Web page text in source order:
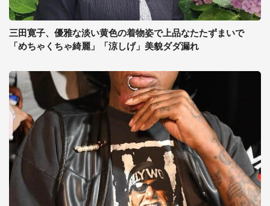
三田寛子、優雅な淡い黄色の着物姿で上品なたたずまいで
「めちゃくちゃ綺麗」「涼しげ」美貌ダダ漏れ